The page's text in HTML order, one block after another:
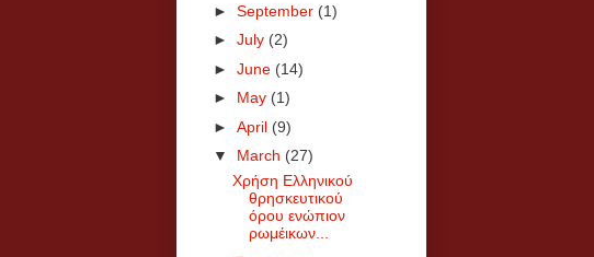
► September (1)
► July (2)
► June (14)
► May (1)
► April (9)
▼ March (27)
Χρήση Ελληνικού
θρησκευτικού
όρου ενώπιον
ρωμέικων...